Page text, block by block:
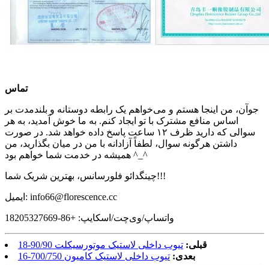
تماس
جوآن، من اینجا هستم و می‌خواهم یک رابطه دوستانه و بلندمدت بر
اساس منافع مشترک با تو ایجاد کنم. به ما خوش آمدید، به هر
سوالی که دارید ظرف ۱۲ ساعت پاسخ داده خواهد شد. در صورت
داشتن هرگونه سوال، لطفاً آزادانه با من در میان بگذارید، من
همیشه در خدمت شما خواهم بود ^_^
چینگدائو فلورسانس، بهترین شریک شما!!!
ایمیل: info66@florescence.cc
واتساپ/وی‌چت/اسکایپ: +86-18205327669
قبلی: تیوب داخلی لاستیک موتورسیکلت 90/90-18
بعدی: تیوب داخلی لاستیک کامیون 700/750-16